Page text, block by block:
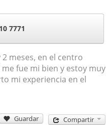
7771
meses, en el centro
fue mi bien y estoy muy
mi experiencia en el
Guardar Compartir